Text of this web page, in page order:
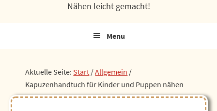
Nähen leicht gemacht!
Menu
Aktuelle Seite: Start /Allgemein /
Kapuzenhandtuch für Kinder und Puppen nähen